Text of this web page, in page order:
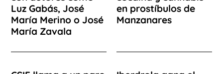
Luz Gabás, José
María Merino o José
María Zavala
en prostíbulos de
Manzanares